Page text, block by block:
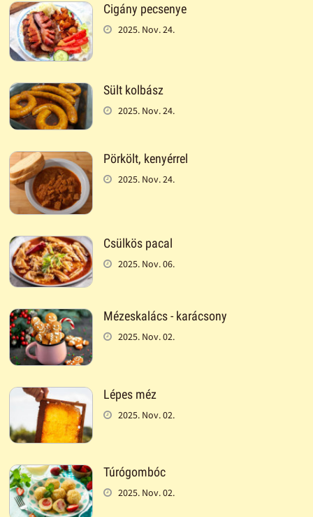
Cigány pecsenye
2025. Nov. 24.
Sült kolbász
2025. Nov. 24.
Pörkölt, kenyérrel
2025. Nov. 24.
Csülkös pacal
2025. Nov. 06.
Mézeskalács - karácsony
2025. Nov. 02.
Lépes méz
2025. Nov. 02.
Túrógombóc
2025. Nov. 02.